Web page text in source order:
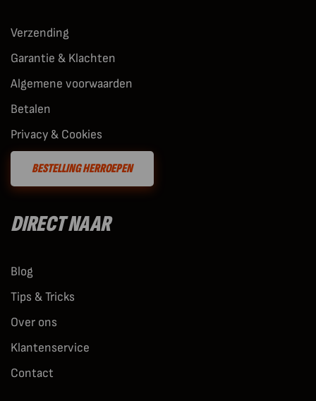
Verzending
Garantie & Klachten
Algemene voorwaarden
Betalen
Privacy & Cookies
BESTELLING HERROEPEN
DIRECT NAAR
Blog
Tips & Tricks
Over ons
Klantenservice
Contact